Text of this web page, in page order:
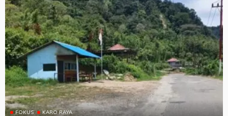
FOKUS KARO RAYA